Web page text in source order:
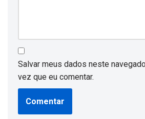
Salvar meus dados neste
vez que eu comentar.